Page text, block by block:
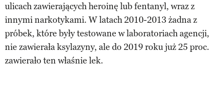
ulicach zawierających heroinę lub fentanyl, wraz z
innymi narkotykami. W latach 2010-2013 żadna z
próbek, które były testowane w laboratoriach agencji,
nie zawierała ksylazyny, ale do 2019 roku już 25 proc.
zawierało ten właśnie lek.